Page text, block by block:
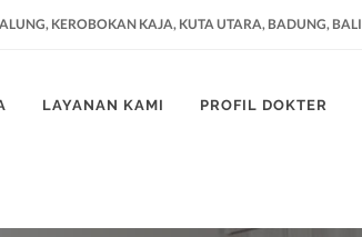
KEROBOKAN KAJA, KUTA UTARA, BADUNG, BALI
LAYANAN KAMI PROFIL DOKTER